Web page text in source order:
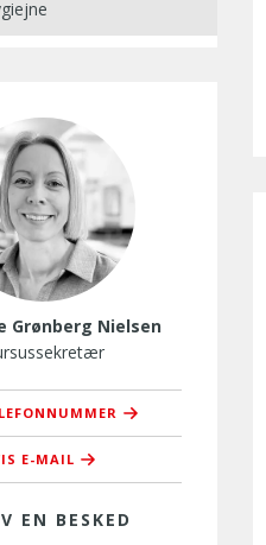
Grønberg Nielsen
76 37 37 42
E-MAIL
cgn@amusyd.dk
EN BESKED